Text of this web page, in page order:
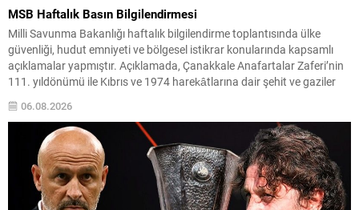
MSB Haftalık Basın Bilgilendirmesi
Milli Savunma Bakanlığı haftalık bilgilendirme toplantısında ülke
güvenliği, hudut emniyeti ve bölgesel istikrar konularında kapsamlı
açıklamalar yapmıştır. Açıklamada, Çanakkale Anafartalar Zaferi’nin
111. yıldönümü ile Kıbrıs ve 1974 harekâtlarına dair şehit ve gaziler
anmaları vurgulanmış; kahraman şehitlerimize rahmet ve minnet
dileği tekrarlanmıştır. Türk Silahlı Kuvvetleri’nin terörle mücadeledeki
kararlılığı ve hudut güvenliğinde...
06.08.2026